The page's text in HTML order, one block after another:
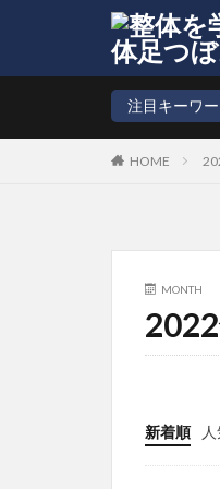
注目キーワ
HOME
MONTH
新着順